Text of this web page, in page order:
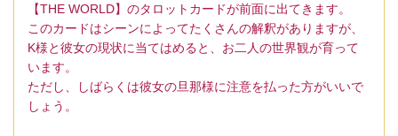
【THE WORLD】のタロットカードが前面に出てきます。
このカードはシーンによってたくさんの解釈がありますが、
K様と彼女の現状に当てはめると、お二人の世界観が育って
います。
ただし、しばらくは彼女の旦那様に注意を払った方がいいで
しょう。